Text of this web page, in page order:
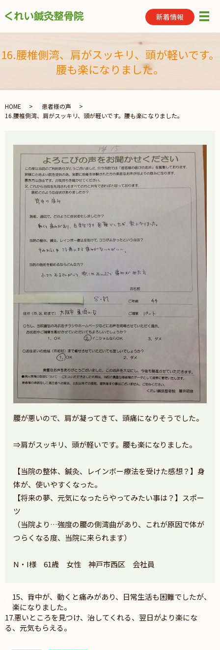
新着情報 メ
16.腰椎側湾、肩がスッキリ、頭が軽いです。
腰も楽になりました。
HOME
患者様の声
16.腰椎側湾、肩がスッキリ、頭が軽いです。腰も楽になりました。
腰が悪いので、肩が凝ってきて、頭痛になりそうでした。
⇒肩がスッキリ、頭が軽いです。腰も楽になりました。
【当院の整体、鍼灸、レインボー療法を受けた感想？】身
体が、使いやすくなった。
【将来の夢、元気になったらやってみたい事は？】スポー
ツ
（当院より…強度の腰の側湾曲があり、これが原因で体が
つらくなる度、当院に来られます）
N・I様 61歳 女性 神戸市西区 会社員
15、背中が、動くと痛みがあり、日常生活も困難でしたが、
楽になりました。
17.悪いところを見つけ、治してくれる、翌日がより楽にな
る、元気もらえる。